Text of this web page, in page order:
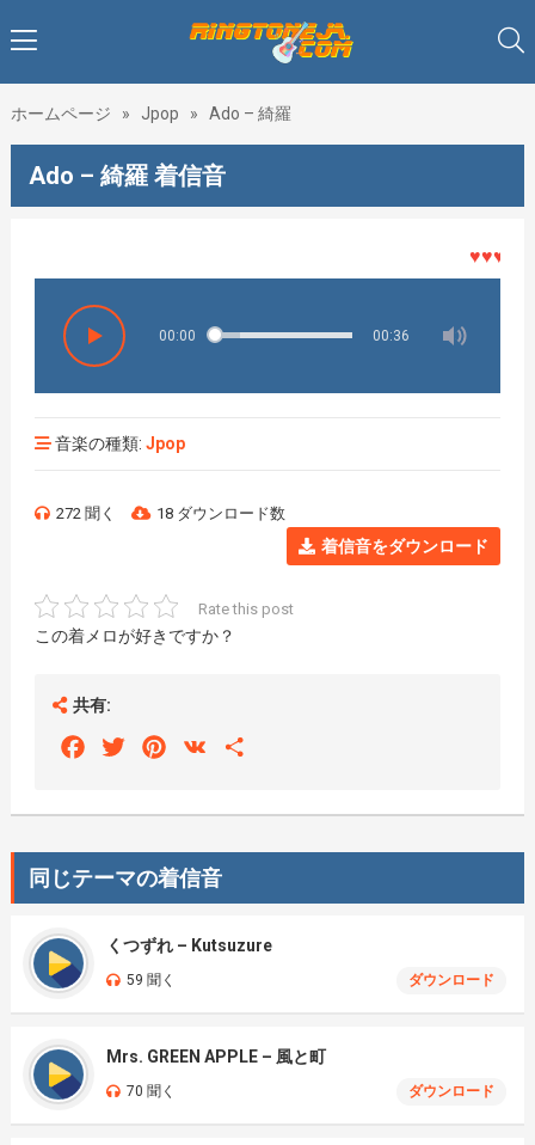
ホームページ » Jpop » Ado – 綺羅
Ado – 綺羅 着信音
♥♥♥着メ
00:00 00:36
音楽の種類: Jpop
272 聞く 18 ダウンロード数
着信音をダウンロード
Rate this post
この着メロが好きですか？
共有:
FacebookTwitterPinterest
VK
同じテーマの着信音
くつずれ – Kutsuzure
59 聞く ダウンロード
Mrs. GREEN APPLE – 風と町
70 聞く ダウンロード